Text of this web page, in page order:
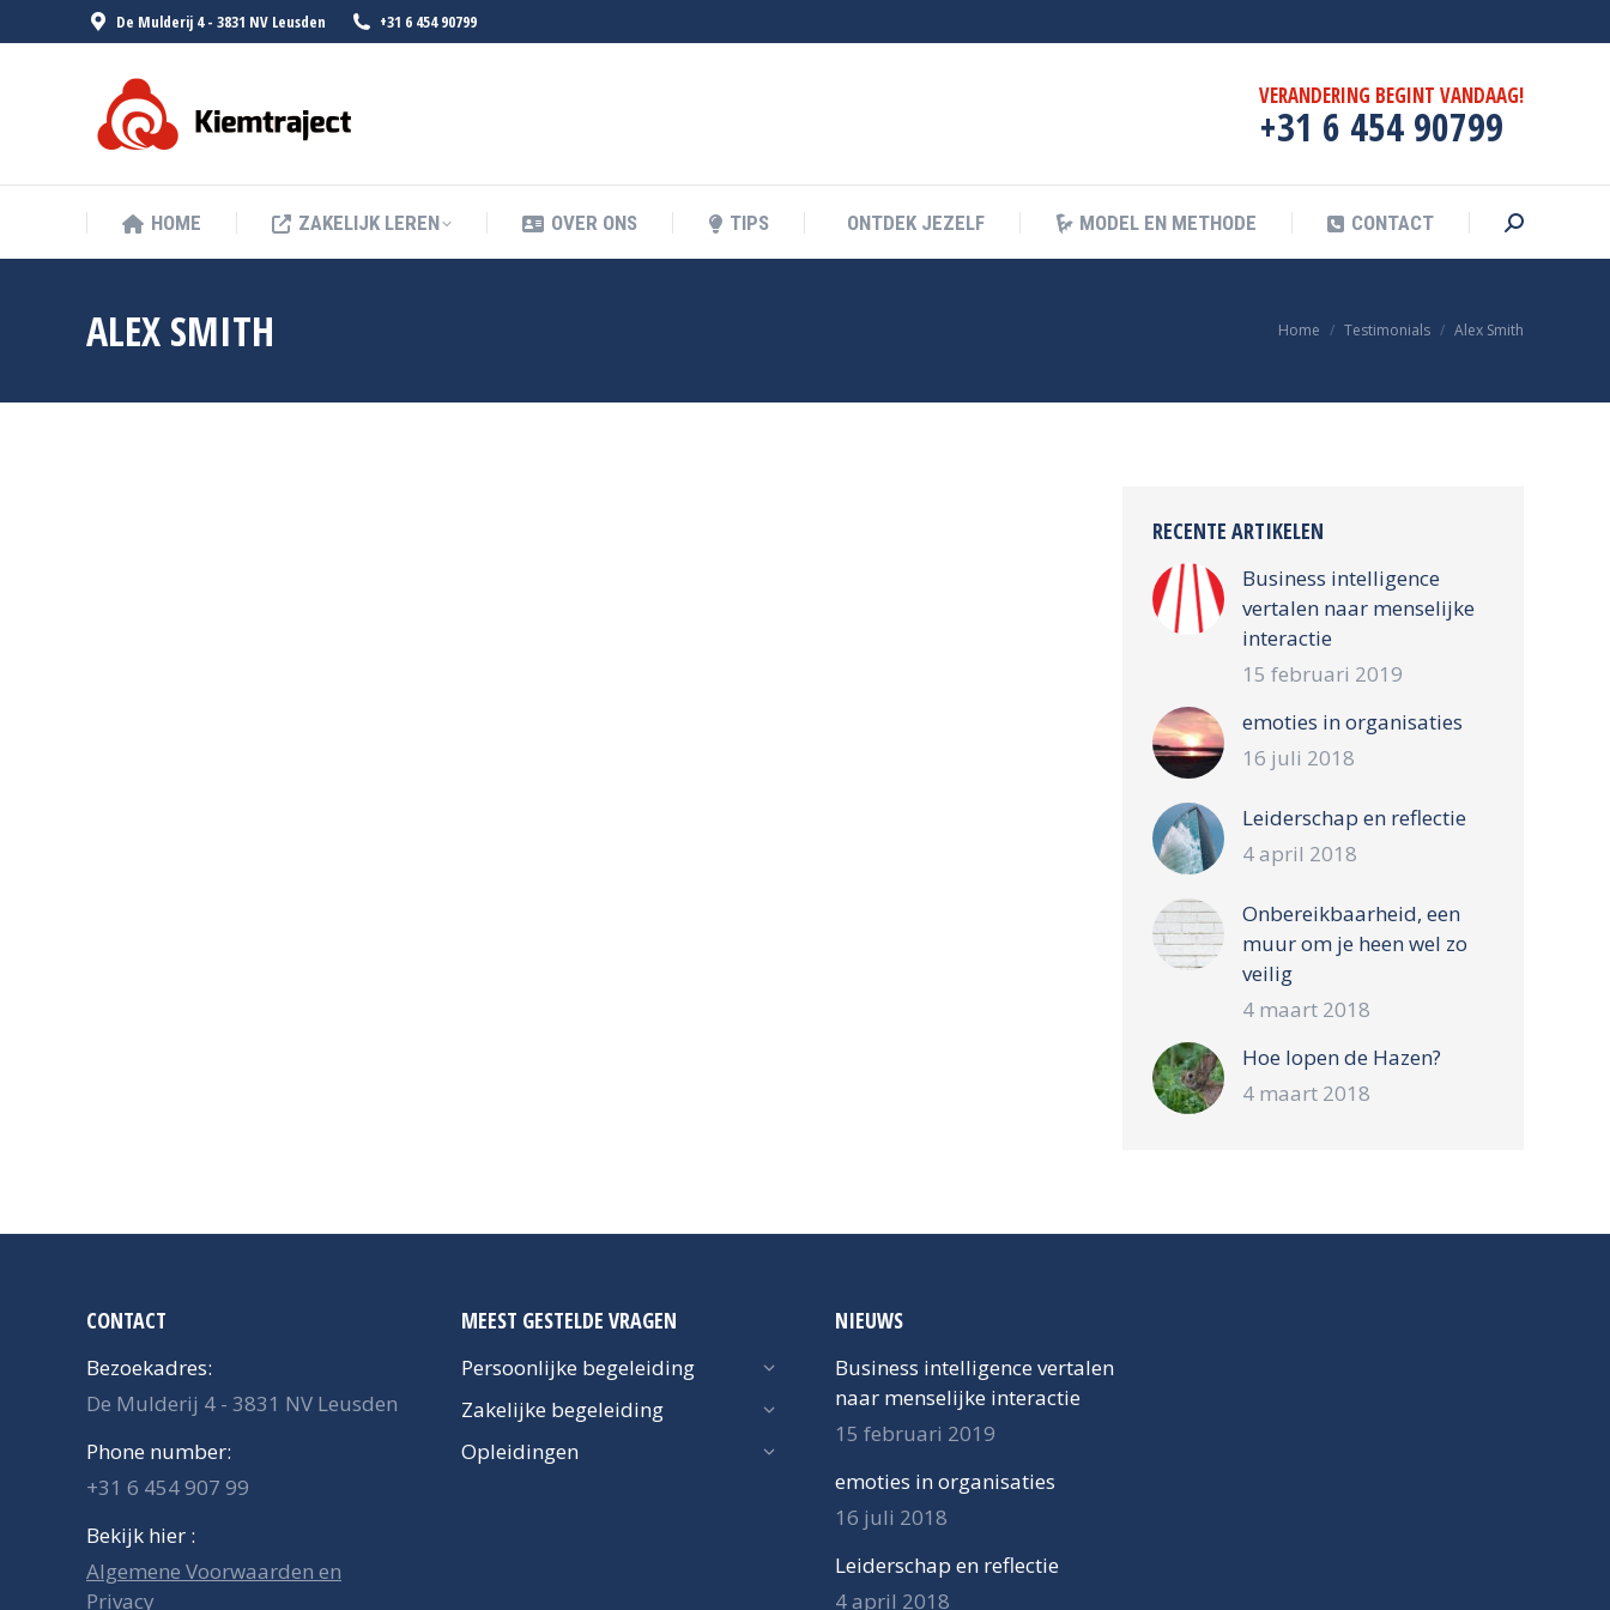
De Mulderij 4 - 3831 NV Leusden +31 6 454 90799
VERANDERING BEGINT VANDAAG!
+31 6 454 90799
HOME ZAKELIJK LEREN OVER ONS TIPS ONTDEK JEZELF MODEL EN METHODE CONTACT Search:
ALEX SMITH Je bent hier:
Home Testimonials Alex Smith
RECENTE ARTIKELEN
Business intelligence
vertalen naar menselijke
interactie
15 februari 2019
emoties in organisaties
16 juli 2018
Leiderschap en reflectie
4 april 2018
Onbereikbaarheid, een
muur om je heen wel zo
veilig
4 maart 2018
Hoe lopen de Hazen?
4 maart 2018
CONTACT
Bezoekadres:
De Mulderij 4 - 3831 NV Leusden
Phone number:
+31 6 454 907 99
Bekijk hier :
Algemene Voorwaarden en
Privacy
MEEST GESTELDE VRAGEN
Persoonlijke begeleiding
Zakelijke begeleiding
Opleidingen
NIEUWS
Business intelligence vertalen
naar menselijke interactie
15 februari 2019
emoties in organisaties
16 juli 2018
Leiderschap en reflectie
4 april 2018
HOME ZAKELIJK LEREN OVER ONS TIPS ONTDEK JEZELF MODEL EN METHODE CONTACT Search: